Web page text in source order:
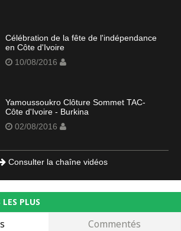
Célébration de la fête de l'indépendance
en Côte d'Ivoire
10/08/2016
Yamoussoukro Clôture Sommet TAC-
Côte d'Ivoire - Burkina
02/08/2016
Consulter la chaîne vidéos
PLUS
Commentés